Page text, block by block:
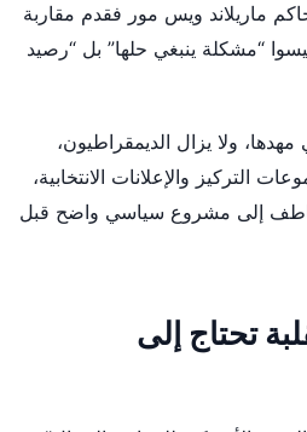
ماريلاند ويس مور فقدم مقاربة
“مشكلة ينبغي حلها” بل “رصيد
ولا يزال الديمقراطيون،
التركيز والإعلانات الانتخابية،
إلى مشروع سياسي واضح قبل
تحتاج إلى